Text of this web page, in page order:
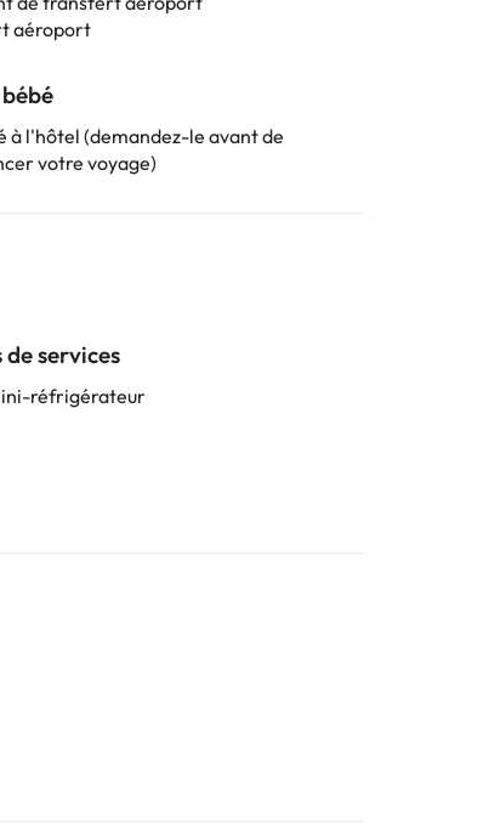
aéroport
à l'hôtel (demandez-le avant de
votre voyage)
de services
réfrigérateur